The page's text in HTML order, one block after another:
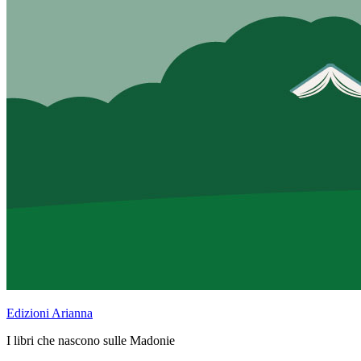
Edizioni Arianna
I libri che nascono sulle Madonie